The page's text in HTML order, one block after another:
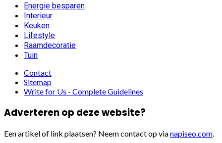
Energie besparen
Interieur
Keuken
Lifestyle
Raamdecoratie
Tuin
Contact
Sitemap
Write for Us - Complete Guidelines
Adverteren op deze website?
Een artikel of link plaatsen? Neem contact op vianapiseo.com.